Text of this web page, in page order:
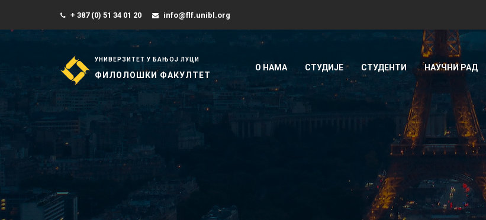
+ 387 (0) 51 34 01 20 info@flf.unibl.org
УНИВЕРЗИТЕТ У БАЊОЈ ЛУЦИ
ФИЛОЛОШКИ ФАКУЛТЕТ
О НАМА СТУДИЈЕ СТУДЕНТИ НАУЧНИ РАД